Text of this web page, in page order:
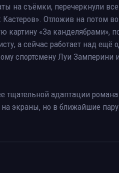
на съёмки, перечеркнули все
Отложив на потом
картину «За канделябрами»,
а сейчас работает над ещё
спортсмену Луи Замперини
тщательной адаптации
экраны, но в ближайшие пару